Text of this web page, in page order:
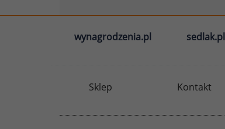
wynagrodzenia.pl sedlak.pl
Sklep Kontakt